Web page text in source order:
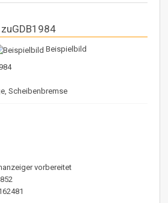
Beispielbild
Scheibenbremse
vorbereitet